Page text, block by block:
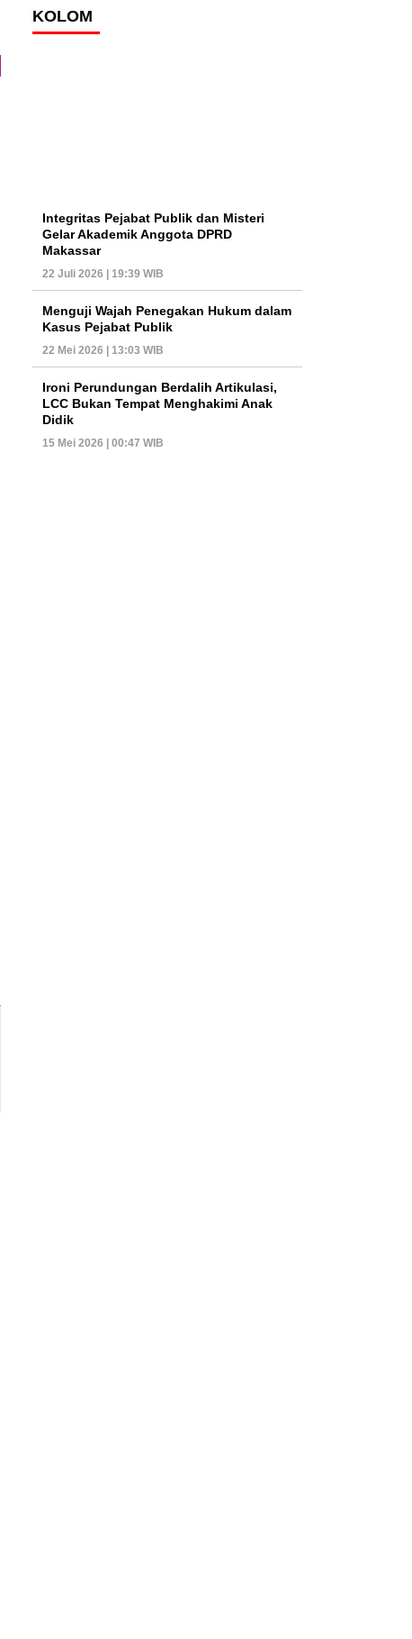
KOLOM
Integritas Pejabat Publik dan Misteri
Gelar Akademik Anggota DPRD
Makassar
22 Juli 2026 | 19:39 WIB
Menguji Wajah Penegakan Hukum dalam
Kasus Pejabat Publik
22 Mei 2026 | 13:03 WIB
Ironi Perundungan Berdalih Artikulasi,
LCC Bukan Tempat Menghakimi Anak
Didik
15 Mei 2026 | 00:47 WIB